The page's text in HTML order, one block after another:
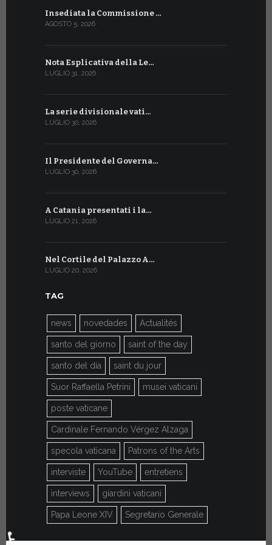
Insediata la Commissione …
AGOSTO 5, 2026
Nota Esplicativa della Le…
LUGLIO 31, 2026
La serie divisionale vati…
LUGLIO 30, 2026
Il Presidente del Governa…
LUGLIO 30, 2026
A Catania presentati i la…
LUGLIO 21, 2026
Nel Cortile del Palazzo A…
LUGLIO 20, 2026
TAG
news novedades Actualités
santo del giorno saint of the day
santo del día saint du jour
Suor Raffaella Petrini musei vaticani
poste vaticane
Cardinale Fernando Vérgez Alzaga
specola vaticana Patrons of the Arts
interviste YouTube entretiens
interviews giardini vaticani
Papa Leone XIV Segretario Generale